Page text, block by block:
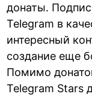
донаты.
Telegram в
интересный
создание еще
Помимо
Telegram Stars